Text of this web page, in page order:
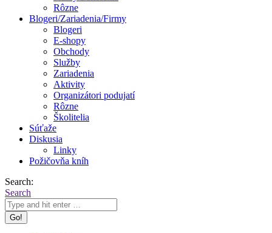
Rôzne
Blogeri/Zariadenia/Firmy
Blogeri
E-shopy
Obchody
Služby
Zariadenia
Aktivity
Organizátori podujatí
Rôzne
Školitelia
Súťaže
Diskusia
Linky
Požičovňa kníh
Search:
Search